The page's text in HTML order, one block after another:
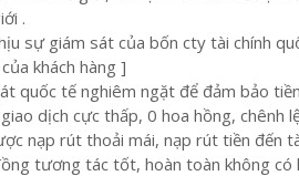
.
sự giám sát của bốn cty tài chính
khách hàng ]
quốc tế nghiêm ngặt để đảm bảo
giao dịch cực thấp, 0 hoa hồng, chênh
nạp rút thoải mái, nạp rút tiền đến
tương tác tốt, hoàn toàn không